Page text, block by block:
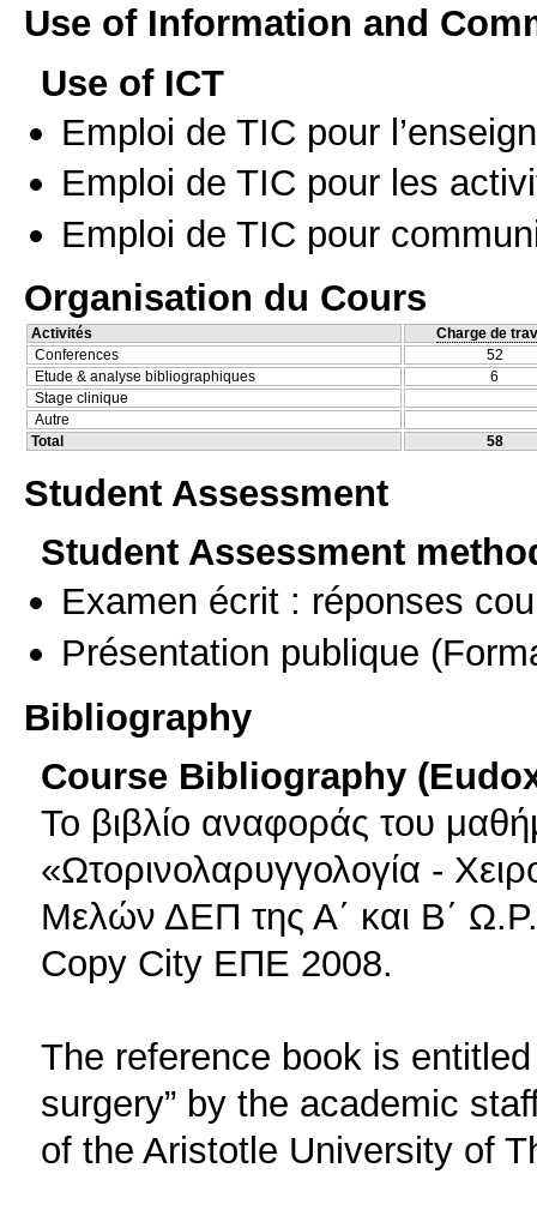
Use of Information and
Use of ICT
Emploi de TIC pour
Emploi de TIC pour les
Emploi de TIC pour
Organisation du Cours
Activités
Charge de
Conferences
52
Etude & analyse bibliographiques
6
Stage clinique
Autre
Total
58
Student Assessment
Student Assessment
Examen écrit : réponses
Présentation publique
Bibliography
Course Bibliography
Το βιβλίο αναφοράς του
«Ωτορινολαρυγγολογία -
Μελών ΔΕΠ της Α΄ και Β΄
Copy City EΠΕ 2008.
The reference book is
surgery” by the academic
of the Aristotle University of